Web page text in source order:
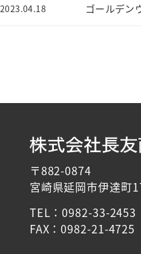
ゴールデン
2023.04.18
ナ
〒882-0874
宮崎県延岡市伊達町
TEL：0982-33-2453
FAX：0982-21-4725